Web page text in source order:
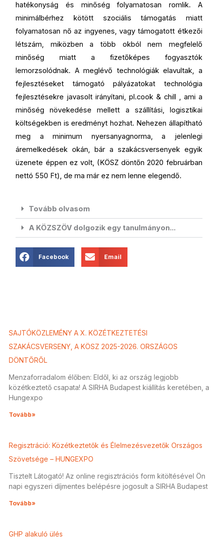
hatékonyság és minőség folyamatosan romlik. A
minimálbérhez kötött szociális támogatás miatt
folyamatosan nő az ingyenes, vagy támogatott étkezői
létszám, miközben a több okból nem megfelelő
minőség miatt a fizetőképes fogyasztók
lemorzsolódnak. A meglévő technológiák elavultak, a
fejlesztéseket támogató pályázatokat technológia
fejlesztésekre javasolt irányítani, pl.cook & chill , ami a
minőség növekedése mellett a szállítási, logisztikai
költségekben is eredményt hozhat. Nehezen állapítható
meg a minimum nyersanyagnorma, a jelenlegi
áremelkedések okán, bár a szakácsversenyek egyik
üzenete éppen ez volt, (KÖSZ döntőn 2020 februárban
nettó 550 Ft), de ma már ez nem lenne elegendő.
Tovább olvasom
A KÖZSZÖV dolgozik egy tanulmányon...
Facebook Email
SAJTÓKÖZLEMÉNY A X. KÖZÉTKEZTETÉSI
SZAKÁCSVERSENY, A KÖSZ 2025-2026. ORSZÁGOS
DÖNTŐRŐL
Menzaforradalom élőben: Eldől, ki az ország legjobb
közétkeztető csapata! A SIRHA Budapest kiállítás keretében, a
Hungexpo
Tovább»
Regisztráció: Közétkeztetők és Élelmezésvezetők Országos
Szövetsége – HUNGEXPO
Tisztelt Látogató! Az online regisztrációs form kitöltésével Ön
napi egyszeri díjmentes belépésre jogosult a SIRHA Budapest
Tovább»
GHP alakuló ülés